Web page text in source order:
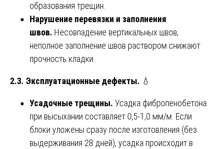
образования трещин.
Нарушение перевязки и заполнения
швов. Несовпадение вертикальных швов,
неполное заполнение швов раствором снижают
прочность кладки.
2.3. Эксплуатационные дефекты. 💧
Усадочные трещины. Усадка фибропенобетона
при высыхании составляет 0,5-1,0 мм/м. Если
блоки уложены сразу после изготовления (без
выдерживания 28 дней), усадка происходит в